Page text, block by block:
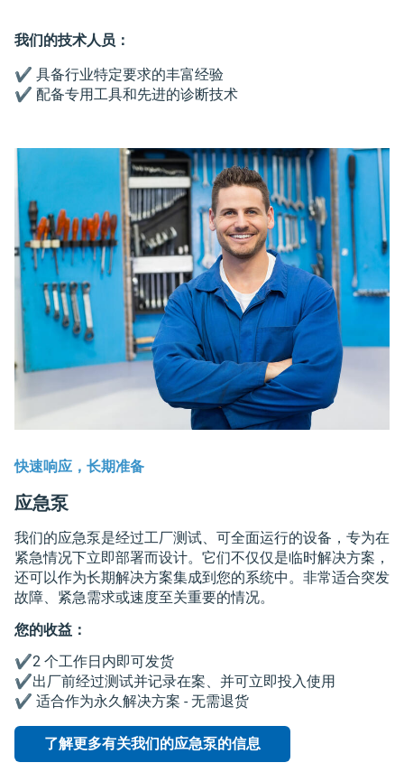
我们的技术人员：
✔️ 具备行业特定要求的丰富经验
✔️ 配备专用工具和先进的诊断技术
快速响应，长期准备
应急泵
我们的应急泵是经过工厂测试、可全面运行的设备，专为在
紧急情况下立即部署而设计。它们不仅仅是临时解决方案，
还可以作为长期解决方案集成到您的系统中。非常适合突发
故障、紧急需求或速度至关重要的情况。
您的收益：
✔️2 个工作日内即可发货
✔️出厂前经过测试并记录在案、并可立即投入使用
✔️ 适合作为永久解决方案 - 无需退货
了解更多有关我们的应急泵的信息